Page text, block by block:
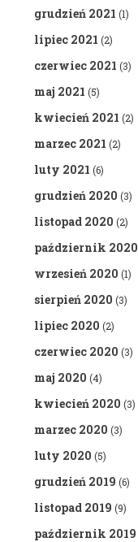
grudzień 2021 (1)
lipiec 2021 (2)
czerwiec 2021 (3)
maj 2021 (5)
kwiecień 2021 (2)
marzec 2021 (2)
luty 2021 (6)
grudzień 2020 (3)
listopad 2020 (2)
październik 2020
wrzesień 2020 (1)
sierpień 2020 (3)
lipiec 2020 (2)
czerwiec 2020 (3)
maj 2020 (4)
kwiecień 2020 (3)
marzec 2020 (3)
luty 2020 (5)
grudzień 2019 (6)
listopad 2019 (9)
październik 2019